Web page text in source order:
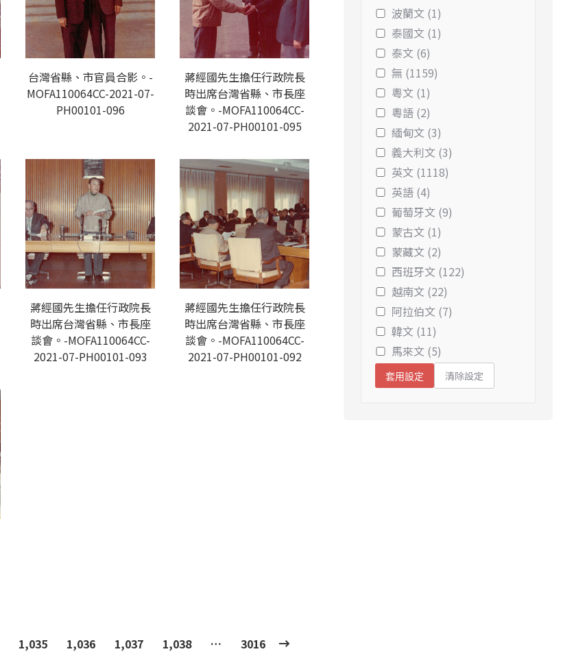
台灣省縣、市官員合影。-
MOFA110064CC-2021-07-
PH00101-096
蔣經國先生擔任行政院長
時出席台灣省縣、市長座
談會。-MOFA110064CC-
2021-07-PH00101-095
蔣經國先生擔任行政院長
時出席台灣省縣、市長座
談會。-MOFA110064CC-
2021-07-PH00101-093
蔣經國先生擔任行政院長
時出席台灣省縣、市長座
談會。-MOFA110064CC-
2021-07-PH00101-092
1,035 1,036 1,037 1,038 … 3016
波蘭文 (1)
泰國文 (1)
泰文 (6)
無 (1159)
粵文 (1)
粵語 (2)
緬甸文 (3)
義大利文 (3)
英文 (1118)
英語 (4)
葡萄牙文 (9)
蒙古文 (1)
蒙藏文 (2)
西班牙文 (122)
越南文 (22)
阿拉伯文 (7)
韓文 (11)
馬來文 (5)
套用設定 清除設定